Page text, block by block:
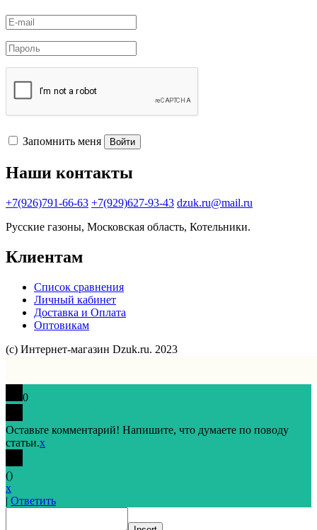
Запомнить меня Войти
Наши контакты
+7(926)791-66-63 +7(929)627-93-43 dzuk.ru@mail.ru
Русские газоны, Московская область, Котельники.
Клиентам
Список сравнения
Личный кабинет
Доставка и Оплата
Оптовикам
(с) Интернет-магазин Dzuk.ru. 2023
0
Оставьте комментарий! Напишите, что думаете по поводу
статьи.x
()
x
| Ответить